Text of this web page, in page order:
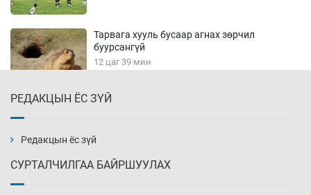
Тарвага хууль бусаар агнах зөрчил
буурсангүй
12 цаг 39 мин
13 цаг 9 мин
РЕДАКЦЫН ЁС ЗҮЙ
Редакцын ёс зүй
СУРТАЛЧИЛГАА БАЙРШУУЛАХ